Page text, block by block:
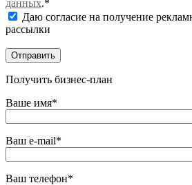
данных.*
Даю согласие на получение
рассылки
Получить бизнес-план
Ваше имя*
Ваш e-mail*
Ваш телефон*